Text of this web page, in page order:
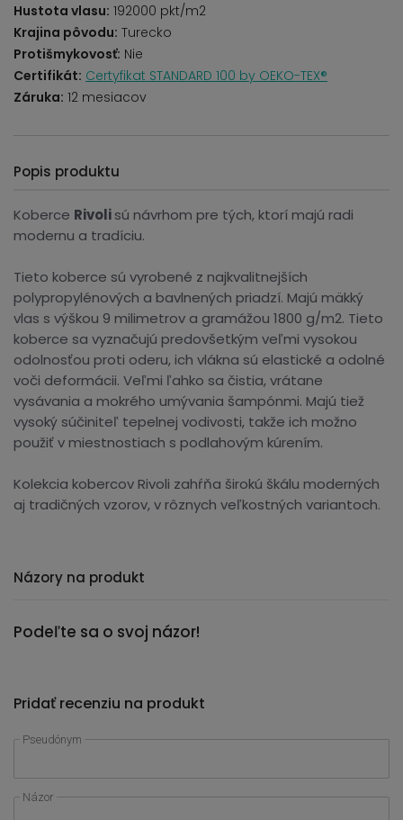
Hustota vlasu: 192000 pkt/m2
Krajina pôvodu: Turecko
Protišmykovosť: Nie
Certifikát: Certyfikat STANDARD 100 by OEKO-TEX®
Záruka: 12 mesiacov
Popis produktu
Koberce Rivolisú návrhom pre tých, ktorí majú radi
modernu a tradíciu.
Tieto koberce sú vyrobené z najkvalitnejších
polypropylénových a bavlnených priadzí. Majú mäkký
vlas s výškou 9 milimetrov a gramážou 1800 g/m2. Tieto
koberce sa vyznačujú predovšetkým veľmi vysokou
odolnosťou proti oderu, ich vlákna sú elastické a odolné
voči deformácii. Veľmi ľahko sa čistia, vrátane
vysávania a mokrého umývania šampónmi. Majú tiež
vysoký súčiniteľ tepelnej vodivosti, takže ich možno
použiť v miestnostiach s podlahovým kúrením.
Kolekcia kobercov Rivoli zahŕňa širokú škálu moderných
aj tradičných vzorov, v rôznych veľkostných variantoch.
Názory na produkt
Podeľte sa o svoj názor!
Pridať recenziu na produkt
Pseudónym
Názor